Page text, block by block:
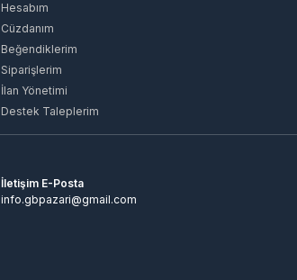
Hesabım
Cüzdanım
Beğendiklerim
Siparişlerim
İlan Yönetimi
Destek Taleplerim
İletişim E-Posta
info.gbpazari@gmail.com